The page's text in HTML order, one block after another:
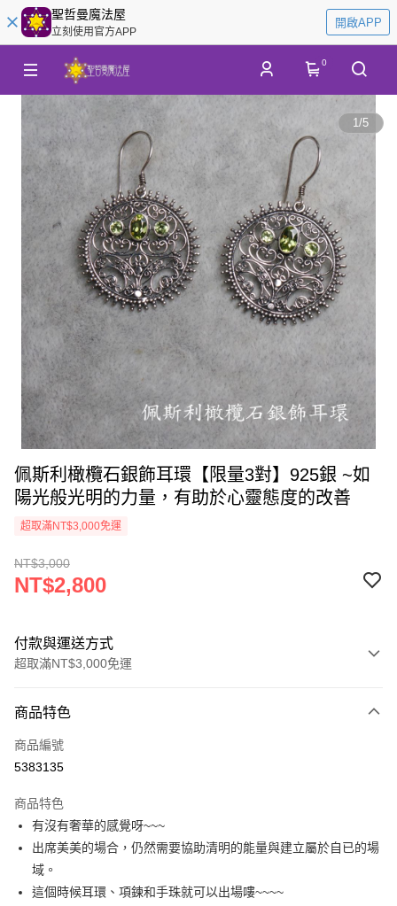
聖哲曼魔法屋
立刻使用官方APP
開啟APP
0
1/5
佩斯利橄欖石銀飾耳環【限量3對】925銀 ~如
陽光般光明的力量，有助於心靈態度的改善
超取滿NT$3,000免運
NT$3,000
NT$2,800
付款與運送方式
超取滿NT$3,000免運
信用卡一次付款
超商取貨付款
Apple Pay
街口支付
悠遊付
商品特色
商品編號
5383135
商品特色
有沒有奢華的感覺呀~~~
出席美美的場合，仍然需要協助清明的能量與建立屬於自已的場
域。
這個時候耳環、項鍊和手珠就可以出場嘍~~~~